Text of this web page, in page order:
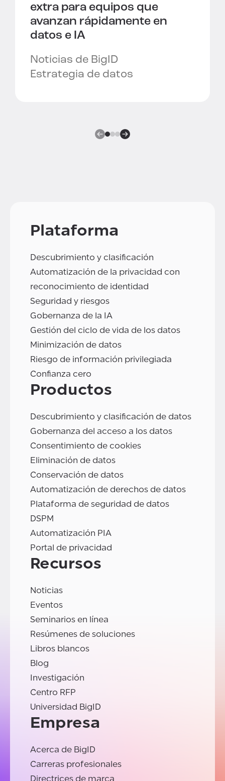
extra para equipos que
avanzan rápidamente en
datos e IA
Noticias de BigID
Estrategia de datos
Plataforma
Descubrimiento y clasificación
Automatización de la privacidad con
reconocimiento de identidad
Seguridad y riesgos
Gobernanza de la IA
Gestión del ciclo de vida de los datos
Minimización de datos
Riesgo de información privilegiada
Confianza cero
Productos
Descubrimiento y clasificación de datos
Gobernanza del acceso a los datos
Consentimiento de cookies
Eliminación de datos
Conservación de datos
Automatización de derechos de datos
Plataforma de seguridad de datos
DSPM
Automatización PIA
Portal de privacidad
Recursos
Noticias
Eventos
Seminarios en línea
Resúmenes de soluciones
Libros blancos
Blog
Investigación
Centro RFP
Universidad BigID
Empresa
Acerca de BigID
Carreras profesionales
Directrices de marca